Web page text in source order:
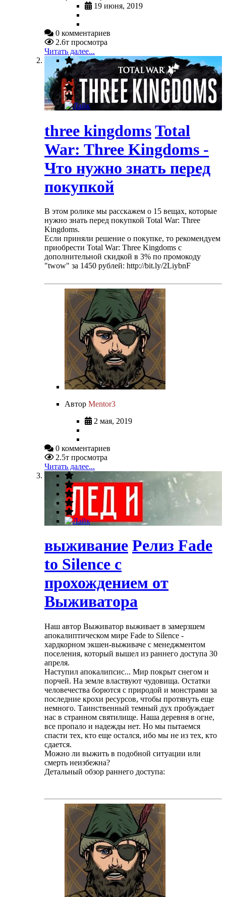
19 июня, 2019
0 комментариев
2.6т просмотра
Читать далее...
three kingdomsTotal
War: Three Kingdoms -
Что нужно знать перед
покупкой
В этом ролике мы расскажем о 15 вещах, которые
нужно знать перед покупкой Total War: Three
Kingdoms.
Если приняли решение о покупке, то рекомендуем
приобрести Total War: Three Kingdoms с
дополнительной скидкой в 3% по промокоду
"twow" за 1450 рублей: http://bit.ly/2LiybnF
Автор Mentor3
2 мая, 2019
0 комментариев
2.5т просмотра
Читать далее...
выживание Релиз Fade
to Silence с
прохождением от
Выживатора
Наш автор Выживатор выживает в замерзшем
апокалиптическом мире Fade to Silence -
хардкорном экшен-выживаче с менеджментом
поселения, который вышел из раннего доступа 30
апреля.
Наступил апокалипсис... Мир покрыт снегом и
порчей. На земле властвуют чудовища. Остатки
человечества борются с природой и монстрами за
последние крохи ресурсов, чтобы протянуть еще
немного. Таинственный темный дух пробуждает
нас в странном святилище. Наша деревня в огне,
все пропало и надежды нет. Но мы пытаемся
спасти тех, кто еще остался, ибо мы не из тех, кто
сдается.
Можно ли выжить в подобной ситуации или
смерть неизбежна?
Детальный обзор раннего доступа: